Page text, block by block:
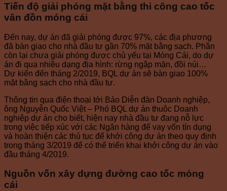
Tiến độ giải phóng mặt bằng thi công cao tốc
vân đồn móng cái
Đến nay, dự án đã giải phóng được 97%, các địa phương
đã bàn giao cho nhà đầu tư gần 70% mặt bằng sạch. Phần
còn lại chưa giải phóng được chủ yếu tại Móng Cái, do dự
án đi qua nhiều dạng địa hình: rừng ngập mặn, đồi núi…
Dự kiến đến tháng 2/2019, BQL dự án sẽ bàn giao 100%
mặt bằng sạch cho nhà đầu tư.
Thông tin qua điện thoại tới Báo Diễn đàn Doanh nghiệp,
ông Nguyễn Quốc Việt – Phó BQL dự án thuộc Doanh
nghiệp dự án cho biết, hiện nay nhà đầu tư đang nỗ lực
trong việc tiếp xúc với các Ngân hàng để vay vốn tín dụng
và hoàn thiện các thủ tục để khởi công dự án theo quy định
trong tháng 3/2019 để có thể triển khai khởi công dự án vào
đầu tháng 4/2019.
Nguồn vốn xây dựng đường cao tốc móng
cái